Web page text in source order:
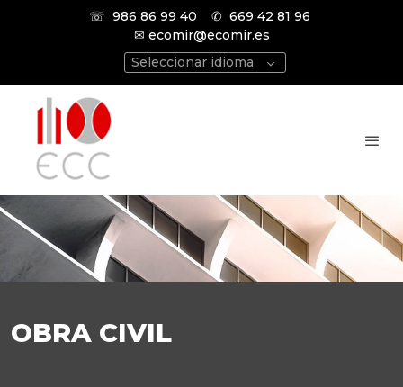
☏ 986 86 99 40 ✆ 669 42 81 96
✉ ecomir@ecomir.es
Seleccionar idioma
OBRA CIVIL